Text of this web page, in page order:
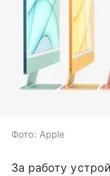
Фото: Apple
За работу